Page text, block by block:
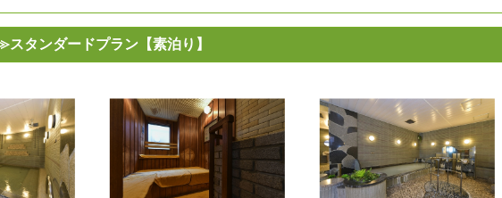
タンダードプラン【素泊り】